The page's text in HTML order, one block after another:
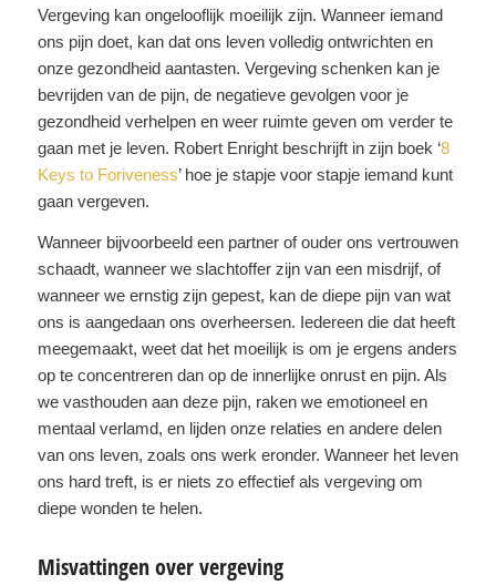
Vergeving kan ongelooflijk moeilijk zijn. Wanneer iemand
ons pijn doet, kan dat ons leven volledig ontwrichten en
onze gezondheid aantasten. Vergeving schenken kan je
bevrijden van de pijn, de negatieve gevolgen voor je
gezondheid verhelpen en weer ruimte geven om verder te
gaan met je leven. Robert Enright beschrijft in zijn boek ‘8
Keys to Foriveness’ hoe je stapje voor stapje iemand kunt
gaan vergeven.
Wanneer bijvoorbeeld een partner of ouder ons vertrouwen
schaadt, wanneer we slachtoffer zijn van een misdrijf, of
wanneer we ernstig zijn gepest, kan de diepe pijn van wat
ons is aangedaan ons overheersen. Iedereen die dat heeft
meegemaakt, weet dat het moeilijk is om je ergens anders
op te concentreren dan op de innerlijke onrust en pijn. Als
we vasthouden aan deze pijn, raken we emotioneel en
mentaal verlamd, en lijden onze relaties en andere delen
van ons leven, zoals ons werk eronder. Wanneer het leven
ons hard treft, is er niets zo effectief als vergeving om
diepe wonden te helen.
Misvattingen over vergeving